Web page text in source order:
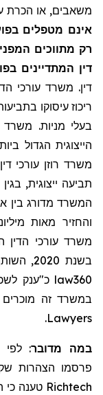
משאבים, או הכרת
אינם מטפלים
רק מתווכים
דין המתדיינים
דין. משרד עורכי
ריכוז עיסוקו
בעלי מניות.
הייצוגית הגדול
משרד רוזן עורכי
בשנת 2020, השותף המייסד לורנס רוזן הוכרז על ידי חברת
law360 כ"ענק
במשרד זה מוכרים
Lawyers
.
במה מדובר: לפי
פרסמו הצהרות
Richtech טענה כי